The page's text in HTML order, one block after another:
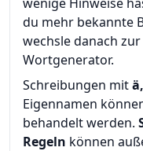
du mehr bekannte
wechsle danach
Wortgenerator.
Schreibungen mit
Eigennamen
behandelt werden.
Regeln können